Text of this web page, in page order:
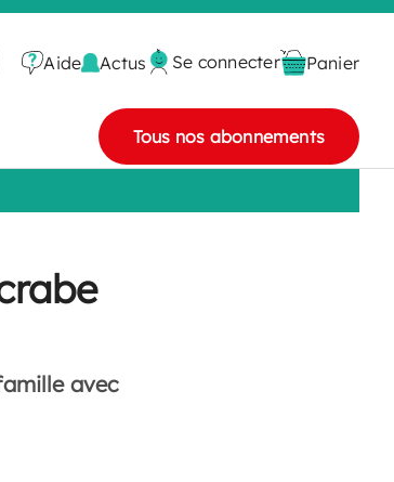
Aide Actus Se connecter Panier
Tous nos abonnements
avec